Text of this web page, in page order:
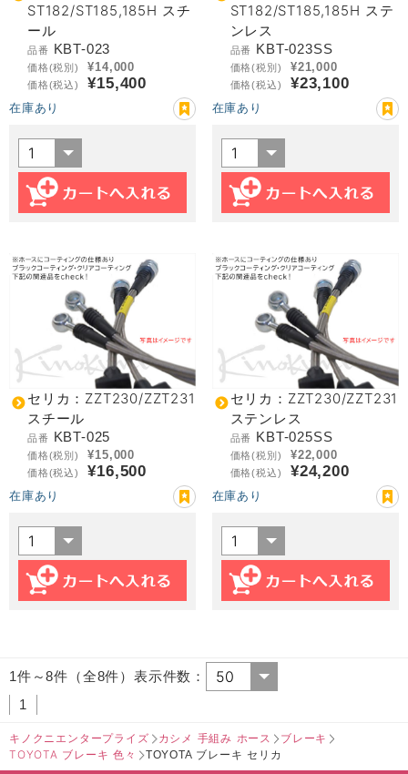
ST182/ST185,185H スチ
ール
品番 KBT-023
価格(税別) ¥14,000
価格(税込) ¥15,400
在庫あり
ST182/ST185,185H ステ
ンレス
品番 KBT-023SS
価格(税別) ¥21,000
価格(税込) ¥23,100
在庫あり
セリカ：ZZT230/ZZT231
スチール
品番 KBT-025
価格(税別) ¥15,000
価格(税込) ¥16,500
在庫あり
セリカ：ZZT230/ZZT231
ステンレス
品番 KBT-025SS
価格(税別) ¥22,000
価格(税込) ¥24,200
在庫あり
1件～8件（全8件）表示件数：
1
キノクニエンタープライズ カシメ 手組み ホース
ブレーキ
TOYOTA ブレーキ 色々
TOYOTA ブレーキ セリカ